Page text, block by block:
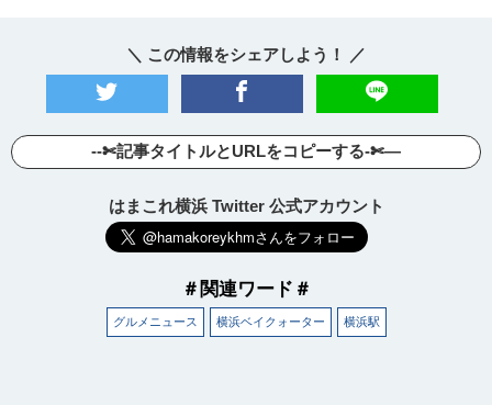
＼ この情報をシェアしよう！ ／
--✄記事タイトルとURLをコピーする-✄—
はまこれ横浜 Twitter 公式アカウント
＃関連ワード＃
グルメニュース 横浜ベイクォーター 横浜駅